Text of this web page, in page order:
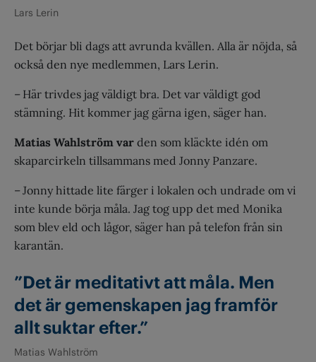
Lars Lerin
Det börjar bli dags att avrunda kvällen. Alla är nöjda, så
också den nye medlemmen, Lars Lerin.
– Här trivdes jag väldigt bra. Det var väldigt god
stämning. Hit kommer jag gärna igen, säger han.
Matias Wahlström var den som kläckte idén om
skaparcirkeln tillsammans med Jonny Panzare.
– Jonny hittade lite färger i lokalen och undrade om vi
inte kunde börja måla. Jag tog upp det med Monika
som blev eld och lågor, säger han på telefon från sin
karantän.
”Det är meditativt att måla. Men
det är gemenskapen jag framför
allt suktar efter.”
Matias Wahlström